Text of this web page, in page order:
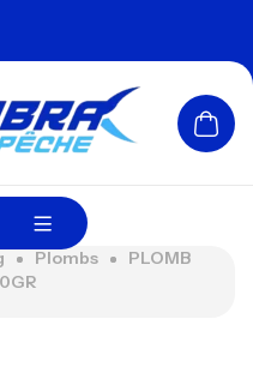
Plombs
PLOMB